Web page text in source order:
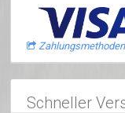
Zahlungsmethoden
Schneller